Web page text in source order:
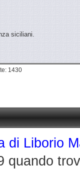
siciliani.
1430
di Liborio
quando